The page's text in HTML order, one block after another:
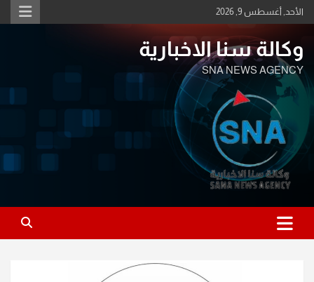
Skip
to
الأحد, أغسطس 9, 2026
وكالة سنا الاخبارية
SNA NEWS AGENCY